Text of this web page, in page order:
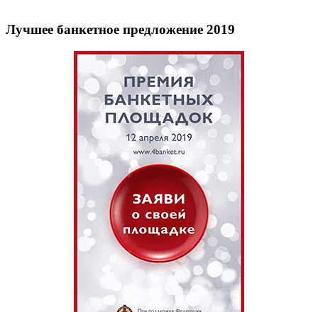
Лучшее банкетное предложение 2019